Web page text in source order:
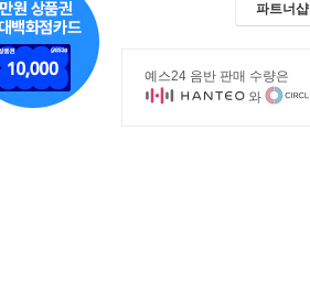
파트너샵
예스24 음반 판매 수량은
와